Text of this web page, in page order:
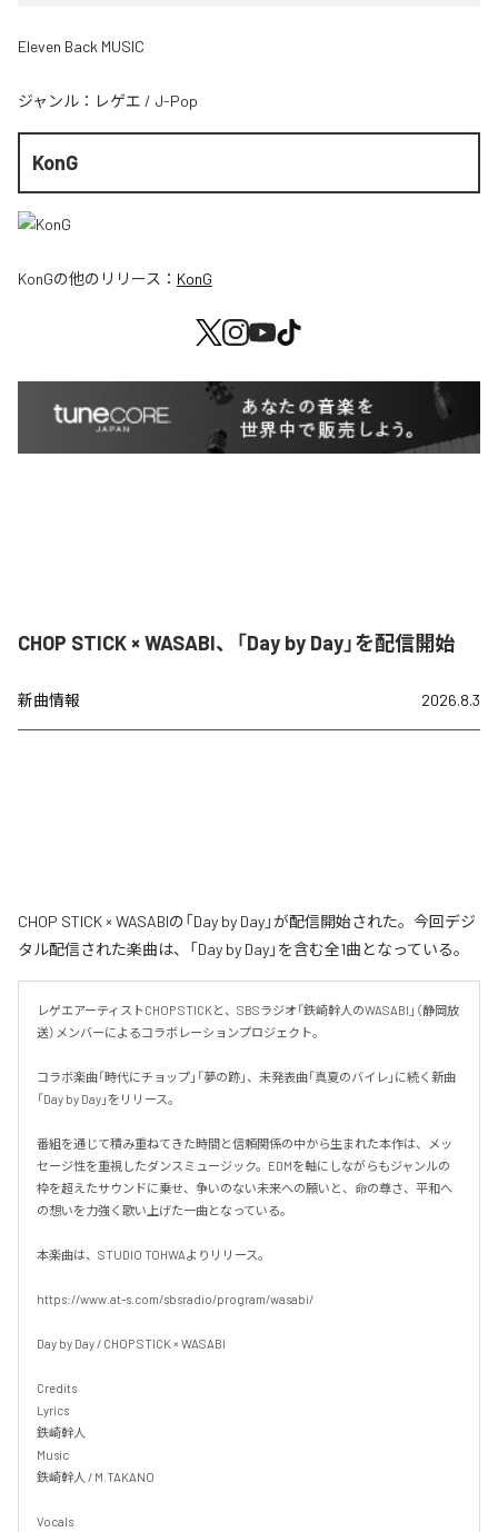
Eleven Back MUSIC
ジャンル： レゲエ / J-Pop
KonG
KonGの他のリリース： KonG
CHOP STICK × WASABI、「Day by Day」を配信開始
新曲情報 2026.8.3
CHOP STICK × WASABIの「Day by Day」が配信開始された。今回デジ
タル配信された楽曲は、「Day by Day」を含む全1曲となっている。
レゲエアーティストCHOP STICKと、SBSラジオ「鉄崎幹人のWASABI」（静岡放
送）メンバーによるコラボレーションプロジェクト。
コラボ楽曲「時代にチョップ」「夢の跡」、未発表曲「真夏のバイレ」に続く新曲
「Day by Day」をリリース。
番組を通じて積み重ねてきた時間と信頼関係の中から生まれた本作は、メッ
セージ性を重視したダンスミュージック。EDMを軸にしながらもジャンルの
枠を超えたサウンドに乗せ、争いのない未来への願いと、命の尊さ、平和へ
の想いを力強く歌い上げた一曲となっている。
本楽曲は、STUDIO TOHWAよりリリース。
https://www.at-s.com/sbsradio/program/wasabi/
Day by Day / CHOP STICK × WASABI
Credits
Lyrics
鉄崎幹人
Music
鉄崎幹人 / M.TAKANO
Vocals